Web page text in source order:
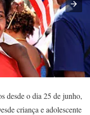
desde o dia 25 de junho,
criança e adolescente